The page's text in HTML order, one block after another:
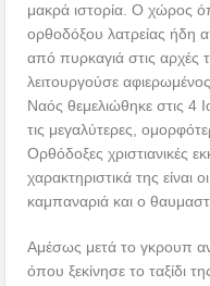
μακρά ιστορία. Ο χώρος
ορθοδόξου λατρείας ήδη
από πυρκαγιά στις
λειτουργούσε
Ναός θεμελιώθηκε στις 4
τις μεγαλύτερες,
Ορθόδοξες χριστιανικές
χαρακτηριστικά της είναι
καμπαναριά και ο
Αμέσως μετά το γκρουπ
όπου ξεκίνησε το ταξίδι